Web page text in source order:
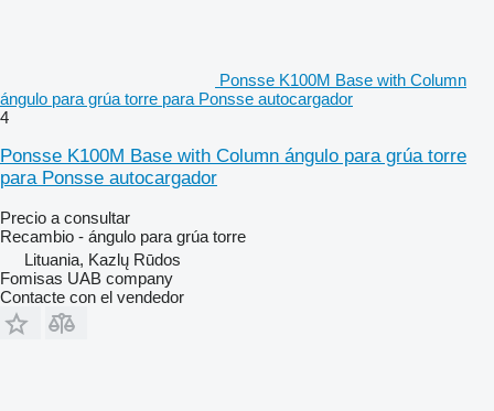
Ponsse K100M Base with Column
ángulo para grúa torre para Ponsse autocargador
4
Ponsse K100M Base with Column ángulo para grúa torre
para Ponsse autocargador
Precio a consultar
Recambio - ángulo para grúa torre
Lituania, Kazlų Rūdos
Fomisas UAB company
Contacte con el vendedor